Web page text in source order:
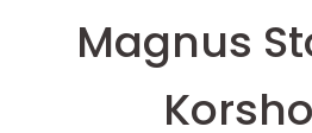
Magnus